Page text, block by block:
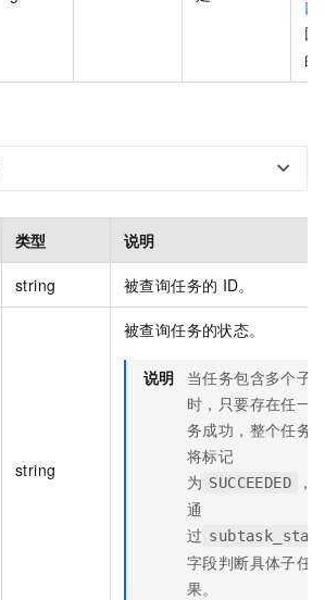
口
回
的
类型 说明
string 被查询任务的 ID。
string
被查询任务的状态。
说明
当任务包含多个子
时，只要存在任一
务成功，整个任务
将标记
为 SUCCEEDED
，
通
过
字段判断具体子任
果。